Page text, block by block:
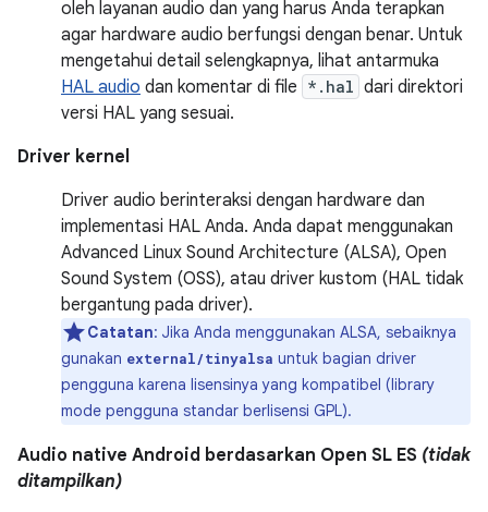
oleh layanan audio dan yang harus Anda terapkan
agar hardware audio berfungsi dengan benar. Untuk
mengetahui detail selengkapnya, lihat antarmuka
HAL audio dan komentar di file *.hal dari direktori
versi HAL yang sesuai.
Driver kernel
Driver audio berinteraksi dengan hardware dan
implementasi HAL Anda. Anda dapat menggunakan
Advanced Linux Sound Architecture (ALSA), Open
Sound System (OSS), atau driver kustom (HAL tidak
bergantung pada driver).
Catatan: Jika Anda menggunakan ALSA, sebaiknya
gunakan external/tinyalsa untuk bagian driver
pengguna karena lisensinya yang kompatibel (library
mode pengguna standar berlisensi GPL).
Audio native Android berdasarkan Open SL ES (tidak
ditampilkan)